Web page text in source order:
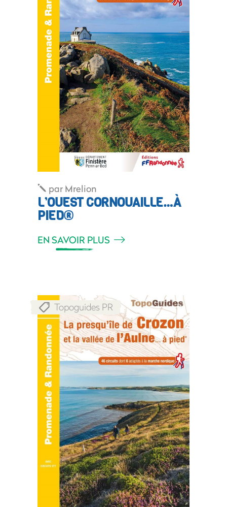
par Mrelion
L’OUEST CORNOUAILLE…À
PIED®
EN SAVOIR PLUS
Topoguides PR